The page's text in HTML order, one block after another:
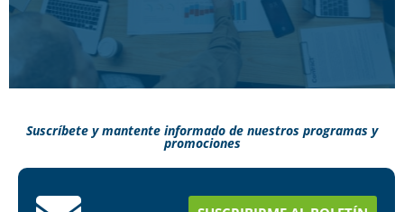
estudios en menos tiempo
Suscríbete y mantente informado de nuestros programas y
promociones